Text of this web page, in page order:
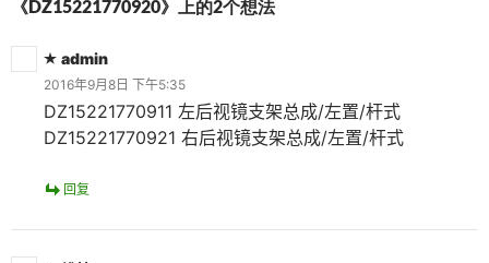
《DZ15221770920》上的2个想法
admin
2016年9月8日 下午5:35
DZ15221770911 左后视镜支架总成/左置/杆式
DZ15221770921 右后视镜支架总成/左置/杆式
回复